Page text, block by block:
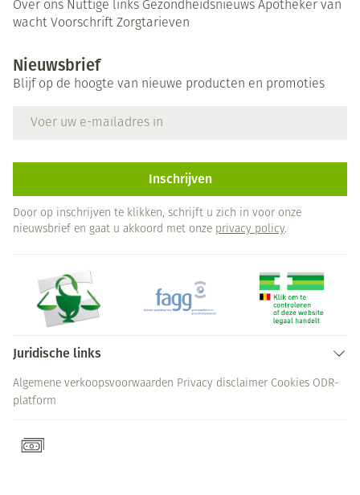
Over ons Nuttige links Gezondheidsnieuws Apotheker van
wacht Voorschrift Zorgtarieven
Nieuwsbrief
Blijf op de hoogte van nieuwe producten en promoties
Inschrijven
Door op inschrijven te klikken, schrijft u zich in voor onze
nieuwsbrief en gaat u akkoord met onze privacy policy.
Juridische links
Algemene verkoopsvoorwaarden Privacy disclaimer Cookies ODR-
platform